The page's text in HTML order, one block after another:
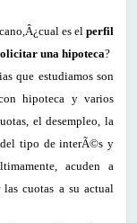
es elperfil
una hipoteca?
que estudiamos son
hipoteca y varios
el desempleo, la
del tipo de interÃ©s y
acuden a
las cuotas a su actual